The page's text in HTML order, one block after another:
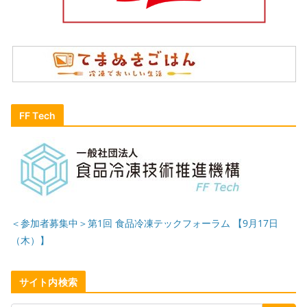
FF Tech
＜参加者募集中＞第1回 食品冷凍テックフォーラム 【9月17日
（木）】
サイト内検索